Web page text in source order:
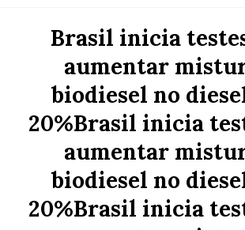
Brasil inicia
aumentar
biodiesel no
20%Brasil inicia
aumentar
biodiesel no
20%Brasil inicia